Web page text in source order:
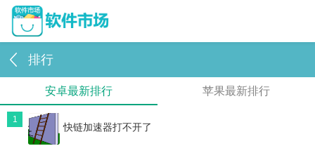
排行
安卓最新排行 苹果最新排行
1
快链加速器打不开了